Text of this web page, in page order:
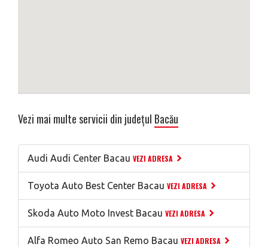
Vezi mai multe servicii din județul Bacău
Audi Audi Center Bacau VEZI ADRESA
Toyota Auto Best Center Bacau VEZI ADRESA
Skoda Auto Moto Invest Bacau VEZI ADRESA
Alfa Romeo Auto San Remo Bacau VEZI ADRESA